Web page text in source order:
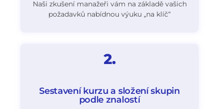
Naši zkušení manažeři vám na základě vašich
požadavků nabídnou výuku „na klíč“
2.
Sestavení kurzu a složení skupin
podle znalostí